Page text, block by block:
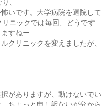
いです。大学病院を退院して
ニックでは毎回、どうです
すねー
クリニックを変えましたが、
がありますが、動けないでい